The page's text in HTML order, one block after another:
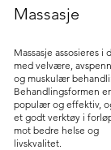
Massasje
Massasje assosieres i
med velvære,
og muskulær
Behandlingsformen er
populær og effektiv,
et godt verktøy i
mot bedre helse og
livskvalitet.